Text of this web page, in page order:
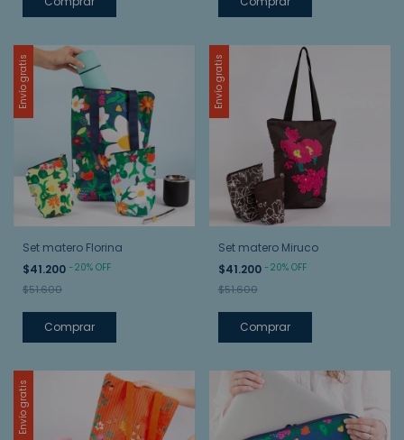
Envío gratis
Set matero Florina
$41.200 -20% OFF
$51.600
Envío gratis
Set matero Miruco
$41.200 -20% OFF
$51.600
Envío gratis